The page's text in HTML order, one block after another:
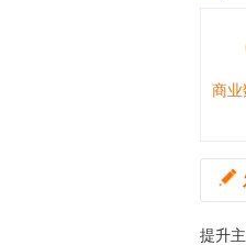
商业
提升